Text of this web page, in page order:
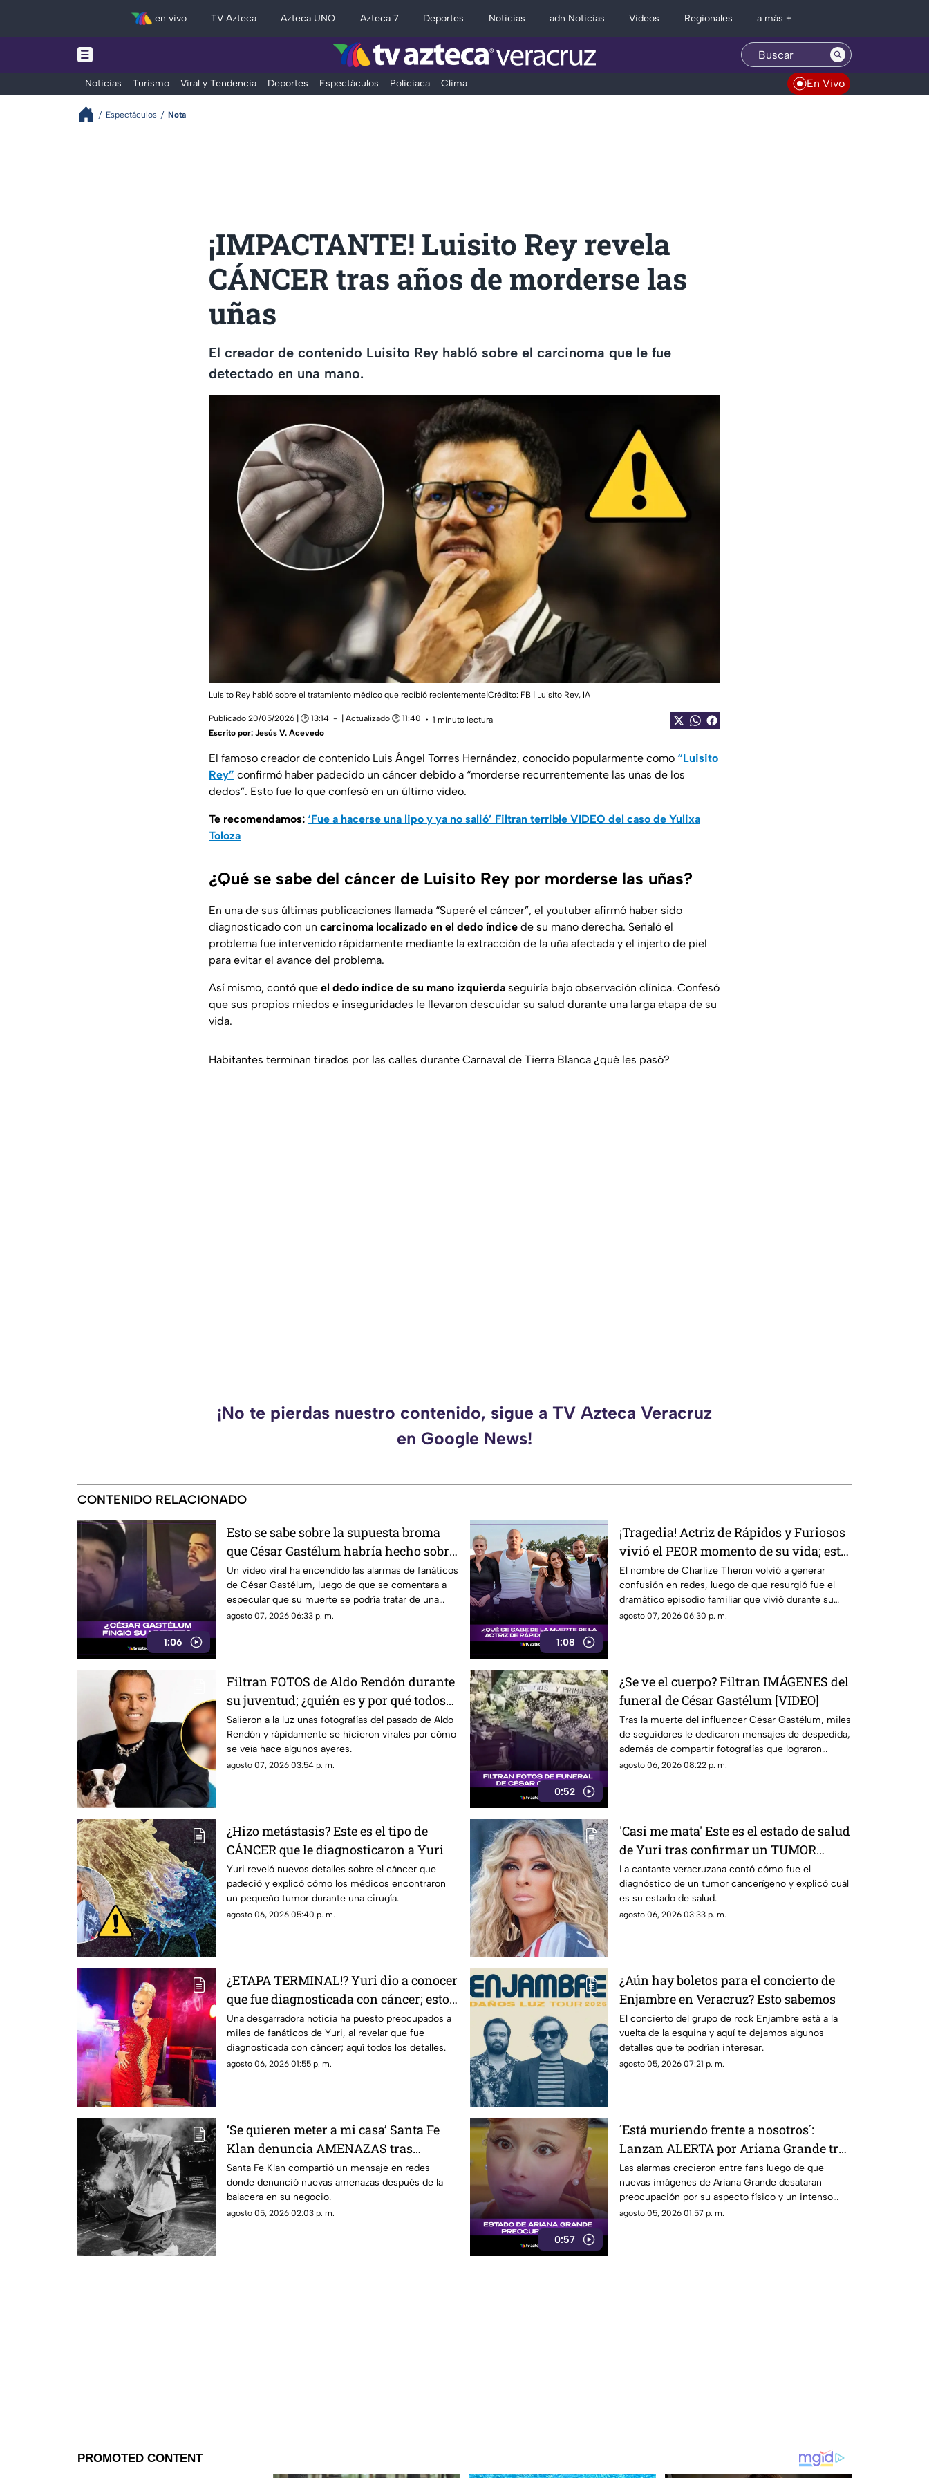
en vivo TV Azteca Azteca UNO Azteca 7 Deportes Noticias adn Noticias Videos Regionales a más +
Noticias Turismo Viral y Tendencia Deportes Espectáculos Policiaca Clima En Vivo
Espectáculos Nota
¡IMPACTANTE! Luisito Rey revela
CÁNCER tras años de morderse las
uñas
El creador de contenido Luisito Rey habló sobre el carcinoma que le fue
detectado en una mano.
Luisito Rey habló sobre el tratamiento médico que recibió recientemente|Crédito: FB | Luisito Rey , IA
Publicado 20/05/2026 | 🕑 13:14 | Actualizado 🕑 11:40
1 minuto lectura
Escrito por: Jesús V. Acevedo
El famoso creador de contenido Luis Ángel Torres Hernández, conocido popularmente como “Luisito
Rey” confirmó haber padecido un cáncer debido a “morderse recurrentemente las uñas de los
dedos”. Esto fue lo que confesó en un último video.
Te recomendamos: ‘Fue a hacerse una lipo y ya no salió’ Filtran terrible VIDEO del caso de Yulixa
Toloza
¿Qué se sabe del cáncer de Luisito Rey por morderse las uñas?
En una de sus últimas publicaciones llamada “Superé el cáncer”, el youtuber afirmó haber sido
diagnosticado con un carcinoma localizado en el dedo índice de su mano derecha. Señaló el
problema fue intervenido rápidamente mediante la extracción de la uña afectada y el injerto de piel
para evitar el avance del problema.
Así mismo, contó que el dedo índice de su mano izquierda seguiría bajo observación clínica. Confesó
que sus propios miedos e inseguridades le llevaron descuidar su salud durante una larga etapa de su
vida.
Habitantes terminan tirados por las calles durante Carnaval de Tierra Blanca ¿qué les pasó?
¡No te pierdas nuestro contenido, sigue a TV Azteca Veracruz
en Google News!
CONTENIDO RELACIONADO
1:06
Esto se sabe sobre la supuesta broma
que César Gastélum habría hecho sobre
su muerte
Un video viral ha encendido las alarmas de fanáticos
de César Gastélum, luego de que se comentara a
especular que su muerte se podría tratar de una
broma.
agosto 07, 2026 06:33 p. m.
1:08
¡Tragedia! Actriz de Rápidos y Furiosos
vivió el PEOR momento de su vida; esto
se sabe
El nombre de Charlize Theron volvió a generar
confusión en redes, luego de que resurgió fue el
dramático episodio familiar que vivió durante su
adolescencia.
agosto 07, 2026 06:30 p. m.
Filtran FOTOS de Aldo Rendón durante
su juventud; ¿quién es y por qué todos
hablan de él?
Salieron a la luz unas fotografías del pasado de Aldo
Rendón y rápidamente se hicieron virales por cómo
se veía hace algunos ayeres.
agosto 07, 2026 03:54 p. m.
0:52
¿Se ve el cuerpo? Filtran IMÁGENES del
funeral de César Gastélum [VIDEO]
Tras la muerte del influencer César Gastélum, miles
de seguidores le dedicaron mensajes de despedida,
además de compartir fotografías que lograron
tomarle.
agosto 06, 2026 08:22 p. m.
¿Hizo metástasis? Este es el tipo de
CÁNCER que le diagnosticaron a Yuri
Yuri reveló nuevos detalles sobre el cáncer que
padeció y explicó cómo los médicos encontraron
un pequeño tumor durante una cirugía.
agosto 06, 2026 05:40 p. m.
'Casi me mata' Este es el estado de salud
de Yuri tras confirmar un TUMOR
cancerígeno
La cantante veracruzana contó cómo fue el
diagnóstico de un tumor cancerígeno y explicó cuál
es su estado de salud.
agosto 06, 2026 03:33 p. m.
¿ETAPA TERMINAL!? Yuri dio a conocer
que fue diagnosticada con cáncer; esto
se sabe
Una desgarradora noticia ha puesto preocupados a
miles de fanáticos de Yuri, al revelar que fue
diagnosticada con cáncer; aquí todos los detalles.
agosto 06, 2026 01:55 p. m.
¿Aún hay boletos para el concierto de
Enjambre en Veracruz? Esto sabemos
El concierto del grupo de rock Enjambre está a la
vuelta de la esquina y aquí te dejamos algunos
detalles que te podrían interesar.
agosto 05, 2026 07:21 p. m.
‘Se quieren meter a mi casa’ Santa Fe
Klan denuncia AMENAZAS tras
balacera en su tienda
Santa Fe Klan compartió un mensaje en redes
donde denunció nuevas amenazas después de la
balacera en su negocio.
agosto 05, 2026 02:03 p. m.
0:57
´Está muriendo frente a nosotros´:
Lanzan ALERTA por Ariana Grande tras
revelar estado actual
Las alarmas crecieron entre fans luego de que
nuevas imágenes de Ariana Grande desataran
preocupación por su aspecto físico y un intenso
debate en redes.
agosto 05, 2026 01:57 p. m.